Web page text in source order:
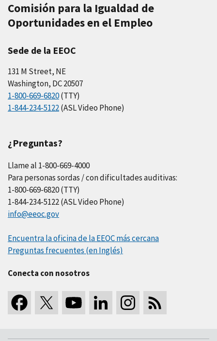
Comisión para la Igualdad de
Oportunidades en el Empleo
Sede de la EEOC
131 M Street, NE
Washington, DC 20507
1-800-669-6820(TTY)
1-844-234-5122(ASL Video Phone)
¿Preguntas?
Llame al 1-800-669-4000
Para personas sordas / con dificultades auditivas:
1-800-669-6820 (TTY)
1-844-234-5122 (ASL Video Phone)
info@eeoc.gov
Encuentra la oficina de la EEOC más cercana
Preguntas frecuentes (en Inglés)
Conecta con nosotros